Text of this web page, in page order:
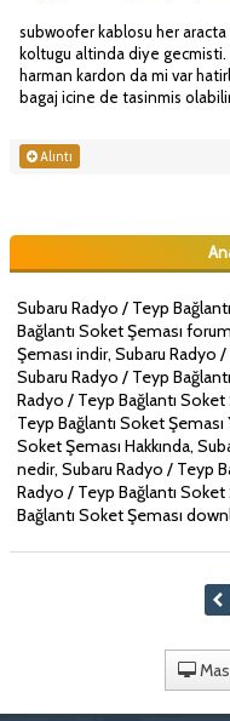
subwoofer kablosu her
koltugu altinda diye
harman kardon da mi var
bagaj icine de tasinmis
Alıntı
Subaru Radyo / Teyp
Bağlantı Soket Şeması
Şeması indir, Subaru Radyo
Subaru Radyo / Teyp
Radyo / Teyp Bağlantı
Teyp Bağlantı Soket
Soket Şeması Hakkında,
nedir, Subaru Radyo / Teyp
Radyo / Teyp Bağlantı
Bağlantı Soket Şeması